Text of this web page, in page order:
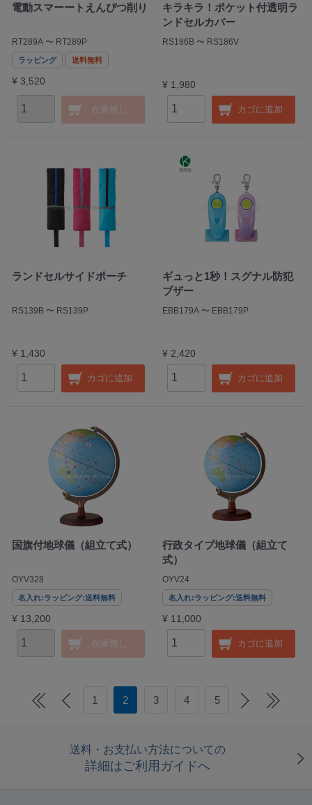
電動スマーートえんぴつ削り
RT289A 〜 RT289P
ラッピング 送料無料
¥ 3,520
在庫無し
キラキラ！ポケット付透明ラ
ンドセルカバー
RS186B 〜 RS186V
¥ 1,980
カゴに追加
ランドセルサイドポーチ
RS139B 〜 RS139P
¥ 1,430
カゴに追加
ギュっと1秒！スグナル防犯
ブザー
EBB179A 〜 EBB179P
¥ 2,420
カゴに追加
国旗付地球儀（組立て式）
OYV328
名入れ:ラッピング:送料無料
¥ 13,200
在庫無し
行政タイプ地球儀（組立て
式）
OYV24
名入れ:ラッピング:送料無料
¥ 11,000
カゴに追加
1 2 3 4 5
送料・お支払い方法についての
詳細はご利用ガイドへ